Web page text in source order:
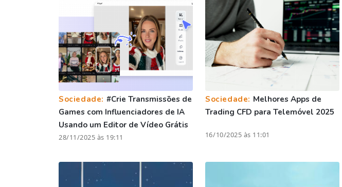
Sociedade: #Crie Transmissões de
Games com Influenciadores de IA
Usando um Editor de Vídeo Grátis
28/11/2025 às 19:11
Sociedade: Melhores Apps de
Trading CFD para Telemóvel 2025
16/10/2025 às 11:01